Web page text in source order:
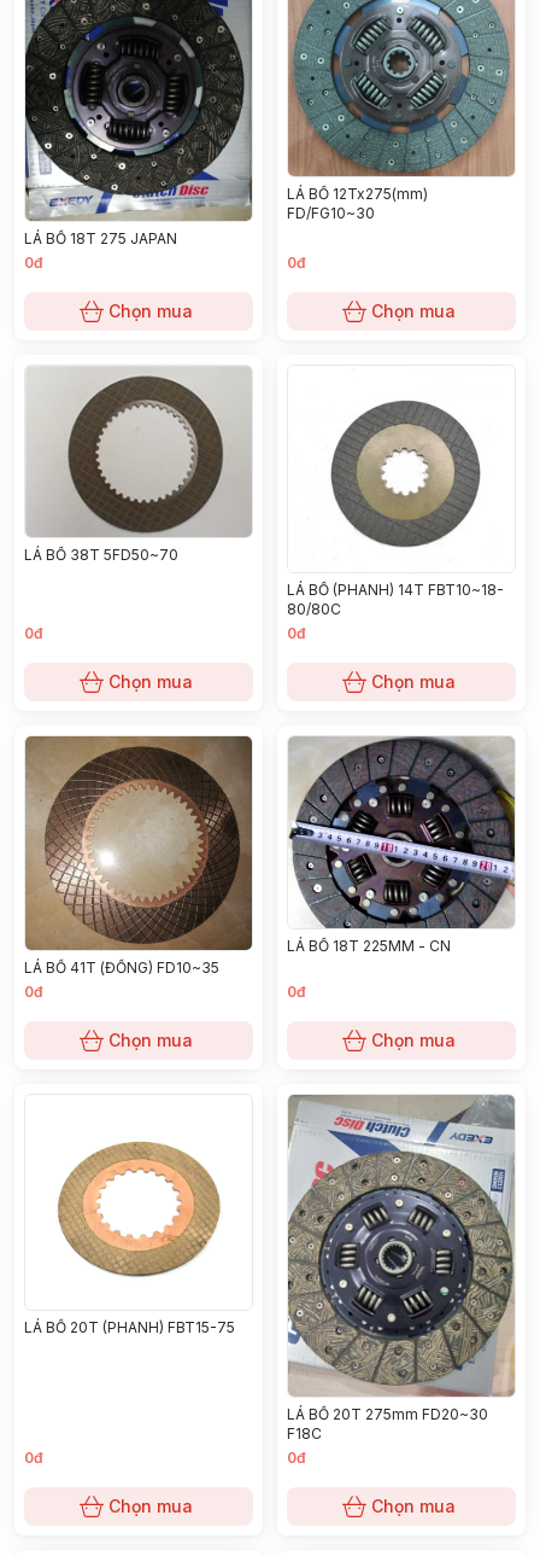
LÁ BỐ 18T 275 JAPAN
0đ
Chọn mua
LÁ BỐ 12Tx275(mm)
FD/FG10~30
0đ
Chọn mua
LÁ BỐ 38T 5FD50~70
0đ
Chọn mua
LÁ BỐ (PHANH) 14T FBT10~18-
80/80C
0đ
Chọn mua
LÁ BỐ 41T (ĐỒNG) FD10~35
0đ
Chọn mua
LÁ BỐ 18T 225MM - CN
0đ
Chọn mua
LÁ BỐ 20T (PHANH) FBT15-75
0đ
Chọn mua
LÁ BỐ 20T 275mm FD20~30
F18C
0đ
Chọn mua